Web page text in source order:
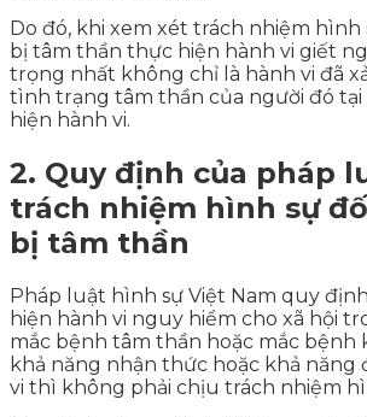
Do đó, khi xem xét trách nhiệm hình
bị tâm thần thực hiện hành vi giết
trọng nhất không chỉ là hành vi đã
tình trạng tâm thần của người đó
hiện hành vi.
2. Quy định của pháp
trách nhiệm hình sự
bị tâm thần
Pháp luật hình sự Việt Nam quy
hiện hành vi nguy hiểm cho xã hội
mắc bệnh tâm thần hoặc mắc bệnh
khả năng nhận thức hoặc khả năng
vi thì không phải chịu trách nhiệm